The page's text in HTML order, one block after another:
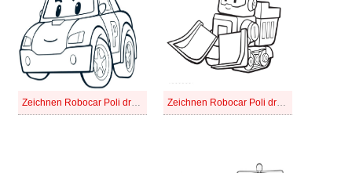
Zeichnen Robocar Poli druckbar schlicht Zeichnen Robocar Poli druckbar